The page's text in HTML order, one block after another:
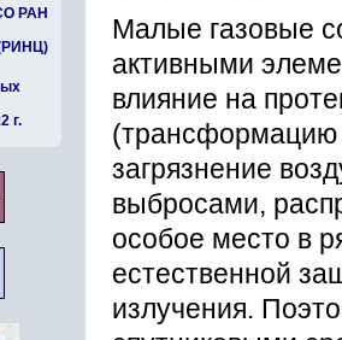
РАН
(РИНЦ)
г.
Малые газовые
активными
влияние на
(трансформацию
загрязнение
выбросами,
особое место в
естественной
излучения.